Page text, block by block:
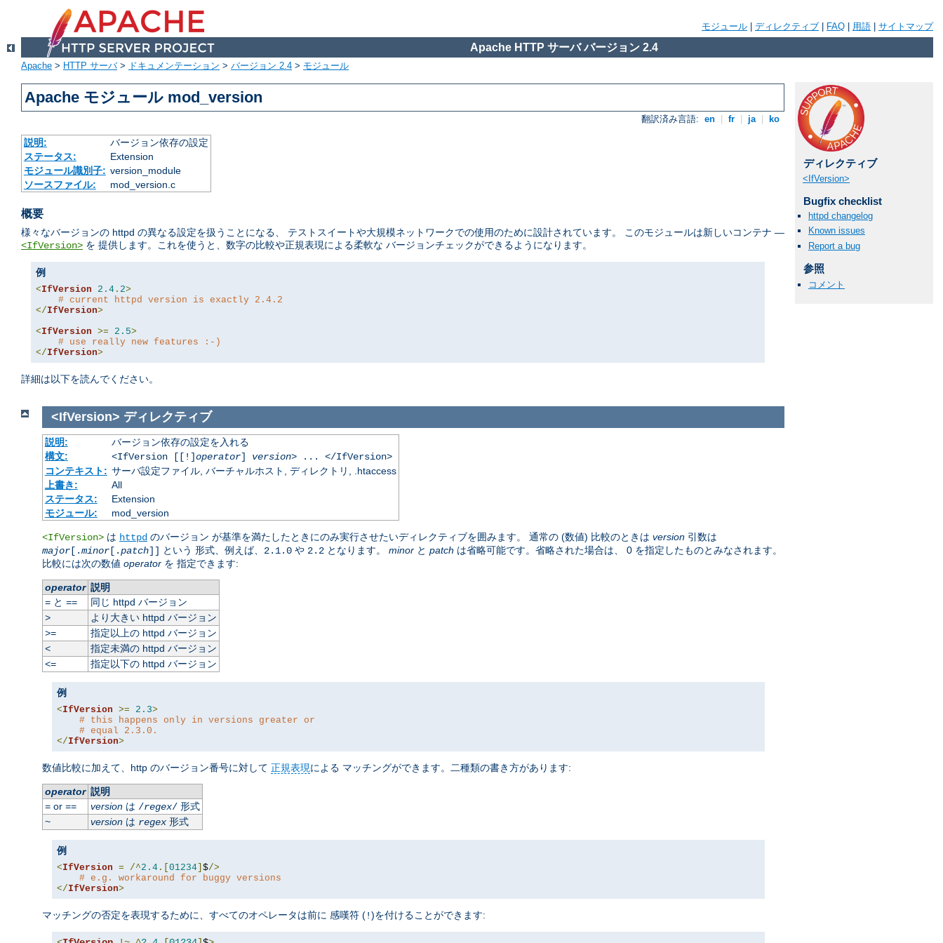
モジュール ディレクティブ FAQ 用語 サイトマップ
Apache HTTP サーバ バージョン 2.4
Apache > HTTP サーバ> ドキュメンテーション > バージョン 2.4 > モジュール
Apache モジュール mod_version
翻訳済み言語: en fr ja ko
説明:
バージョン依存の設定
ステータス:
Extension
モジュール識別子: version_module
ソースファイル:
mod_version.c
概要
様々なバージョンの httpd の異なる設定を扱うことになる、 テストスイートや大規模ネットワークでの使用のために設計されています。 このモジュールは新しいコンテナ ―
<IfVersion> を 提供します。これを使うと、数字の比較や正規表現による柔軟な バージョンチェックができるようになります。
例
<IfVersion 2.4 . 2>
# current httpd version is exactly 2.4.2
</IfVersion>
<IfVersion >= 2.5>
# use really new features :-)
</IfVersion>
詳細は以下を読んでください。
ディレクティブ
<IfVersion>
Bugfix checklist
httpd changelog
Known issues
Report a bug
参照
コメント
<IfVersion> ディレクティブ
説明:
バージョン依存の設定を入れる
構文:
<IfVersion [[!]operator] version> ... </IfVersion>
コンテキスト: サーバ設定ファイル, バーチャルホスト, ディレクトリ, .htaccess
上書き:
All
ステータス:
Extension
モジュール:
mod_version
<IfVersion> は httpd のバージョン が基準を満たしたときにのみ実行させたいディレクティブを囲みます。 通常の (数値) 比較のときは version 引数は
major [.minor [.patch]] という 形式、例えば、 2.1.0 や 2.2 となります。 minor と patch は省略可能です。省略された場合は、 0 を指定したものとみなされます。
比較には次の数値 operator を 指定できます:
operator 説明
=と ==
同じ httpd バージョン
>
より大きい httpd バージョン
>=
指定以上の httpd バージョン
<
指定未満の httpd バージョン
<=
指定以下の httpd バージョン
例
<IfVersion >= 2.3>
# this happens only in versions greater or
# equal 2.3.0.
</IfVersion>
数値比較に加えて、http のバージョン番号に対して 正規表現による マッチングができます。二種類の書き方があります:
operator 説明
=or == versionは /regex/形式
~
versionは regex形式
例
<IfVersion = /^2.4 .[ 01234 $/>
# e.g. workaround for buggy versions
</IfVersion>
マッチングの否定を表現するために、すべてのオペレータは前に 感嘆符 (!)を付けることができます: